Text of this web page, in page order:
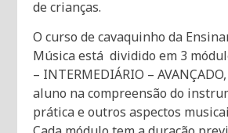
de crianças.
O curso de cavaquinho da
Música está dividido em 3
– INTERMEDIÁRIO –
aluno na compreensão do
prática e outros aspectos